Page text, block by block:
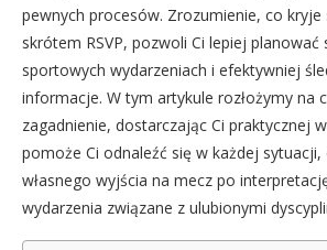
pewnych procesów. Zrozumienie, co kryje
skrótem RSVP, pozwoli Ci lepiej planować
sportowych wydarzeniach i efektywniej
informacje. W tym artykule rozłożymy na
zagadnienie, dostarczając Ci praktycznej
pomoże Ci odnaleźć się w każdej
własnego wyjścia na mecz po
wydarzenia związane z ulubionymi